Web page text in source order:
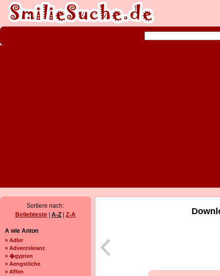
Sortiere nach:
Beliebteste
A-Z Z-A
A wie Anton
» Adler
» Adventskranz
» �gypten
» Aengstliche
» Affen